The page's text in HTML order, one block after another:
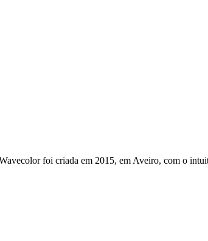
foi criada em 2015, em Aveiro, com o